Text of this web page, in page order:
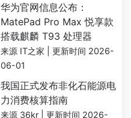
华为官网信息公布：
MatePad Pro Max 悦享款
搭载麒麟 T93 处理器
来源 IT之家
更新时间 2026-
06-01
我国正式发布非化石能源电
力消费核算指南
来源 36kr
更新时间 2026-